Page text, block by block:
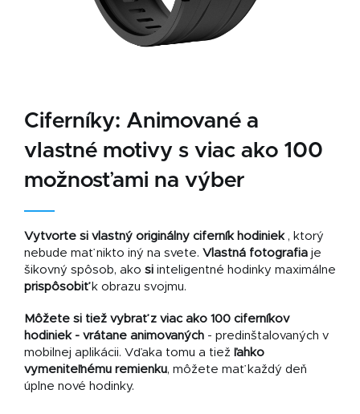
Ciferníky: Animované a
vlastné motivy s viac ako 100
možnosťami na výber
Vytvorte si vlastný originálny ciferník hodiniek , ktorý
nebude mať nikto iný na svete. Vlastná fotografia je
šikovný spôsob, ako si inteligentné hodinky maximálne
prispôsobiťk obrazu svojmu.
Môžete si tiež vybrať z viac ako 100 ciferníkov
hodiniek - vrátane animovaných - predinštalovaných v
mobilnej aplikácii. Vďaka tomu a tiež ľahko
vymeniteľnému remienku, môžete mať každý deň
úplne nové hodinky.